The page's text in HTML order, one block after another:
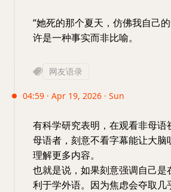
“她死的那个夏天，仿佛我自己
许是一种事实而非比喻。
网友语录
04:59 · Apr 19, 2026 · Sun
有科学研究表明，在观看非母语
母语者，刻意不看字幕能让大脑
理解更多内容。
也就是说，如果刻意强调自己是
利于学外语。因为焦虑会夺取几